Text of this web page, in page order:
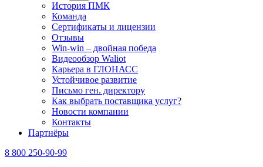
История ПМК
Команда
Сертификаты и лицензии
Отзывы
Win-win – двойная победа
Видеообзор Waliot
Карьера в ГЛОНАСС
Устойчивое развитие
Письмо ген. директору
Как выбрать поставщика услуг?
Новости компании
Контакты
Партнёры
8 800 250-90-99